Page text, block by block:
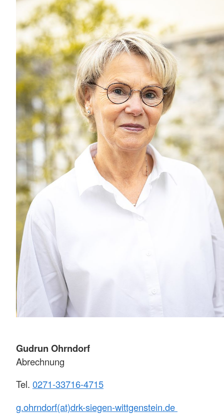
Gudrun Ohrndorf
Abrechnung
Tel. 0271-33716-4715
g.ohrndorf(at)drk-siegen-wittgenstein.de